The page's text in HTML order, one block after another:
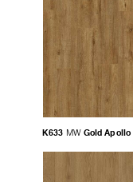
K633 MW Gold Apollo